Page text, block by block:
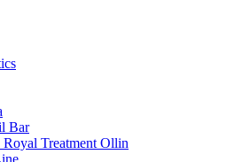
Bar
Treatment Ollin